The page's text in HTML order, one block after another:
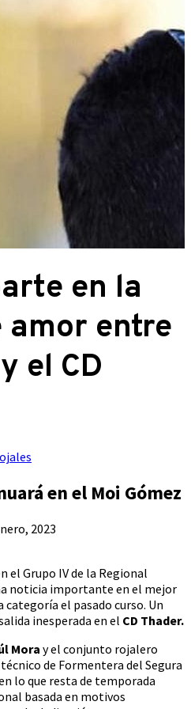
en la
entre
el CD
en el Moi Gómez
2023
el Grupo IV de la Regional
noticia importante en el mejor
categoría el pasado curso. Un
inesperada en el CD Thader.
Moray el conjunto rojalero
de Formentera del Segura
lo que resta de temporada
basada en motivos